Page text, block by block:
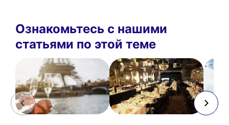
Ознакомьтесь с нашими
статьями по этой теме